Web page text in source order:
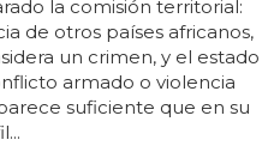
la comisión territorial:
de otros países africanos,
un crimen, y el estado
armado o violencia
suficiente que en su